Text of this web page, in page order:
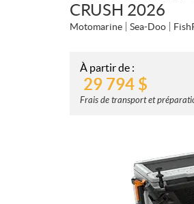
CRUSH 2026
Motomarine Sea-Doo
À partir de :
29 794 $
Frais de transport et